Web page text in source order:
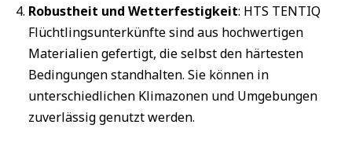
Robustheit und Wetterfestigkeit: HTS TENTIQ
Flüchtlingsunterkünfte sind aus hochwertigen
Materialien gefertigt, die selbst den härtesten
Bedingungen standhalten. Sie können in
unterschiedlichen Klimazonen und Umgebungen
zuverlässig genutzt werden.